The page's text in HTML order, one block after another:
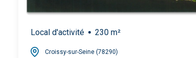
Local d'activité 230 m²
Croissy-sur-Seine (78290)